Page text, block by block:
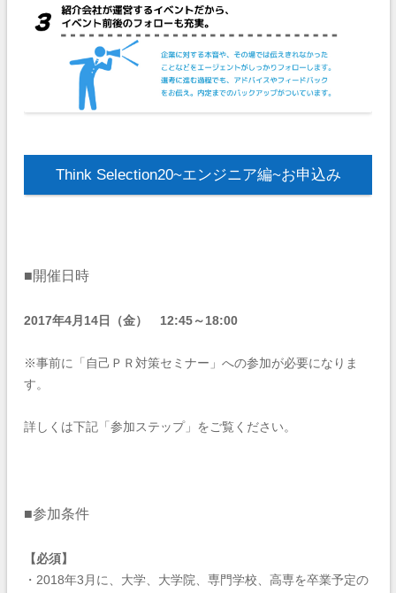
Think Selection20~エンジニア編~お申込み
■開催日時
2017年4月14日（金） 12:45～18:00
※事前に「自己ＰＲ対策セミナー」への参加が必要になりま
す。
詳しくは下記「参加ステップ」をご覧ください。
■参加条件
【必須】
・2018年3月に、大学、大学院、専門学校、高専を卒業予定の